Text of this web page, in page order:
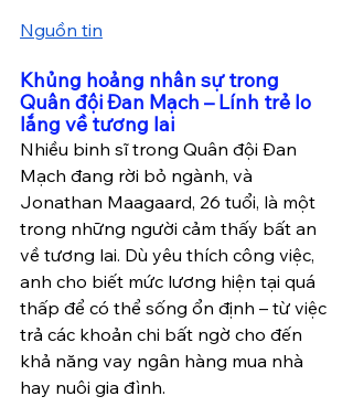
Nguồn tin
Khủng hoảng nhân sự trong
Quân đội Đan Mạch – Lính trẻ lo
lắng về tương lai
Nhiều binh sĩ trong Quân đội Đan
Mạch đang rời bỏ ngành, và
Jonathan Maagaard, 26 tuổi, là một
trong những người cảm thấy bất an
về tương lai. Dù yêu thích công việc,
anh cho biết mức lương hiện tại quá
thấp để có thể sống ổn định – từ việc
trả các khoản chi bất ngờ cho đến
khả năng vay ngân hàng mua nhà
hay nuôi gia đình.